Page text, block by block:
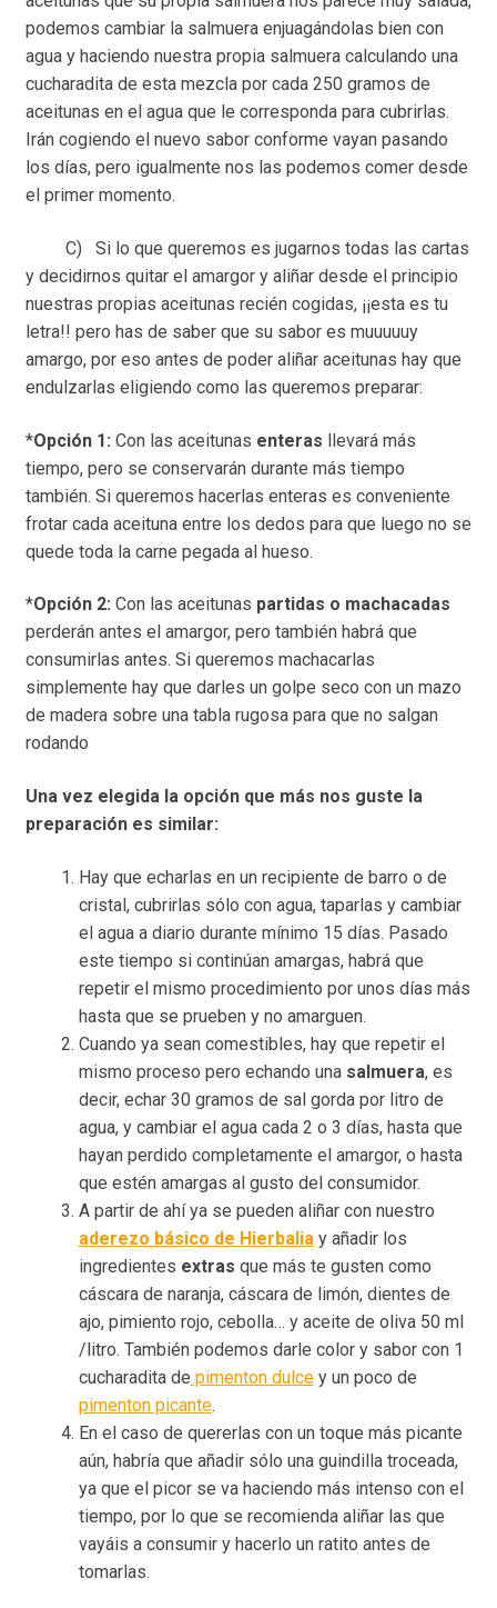
podemos cambiar la salmuera enjuagándolas bien con
agua y haciendo nuestra propia salmuera calculando una
cucharadita de esta mezcla por cada 250 gramos de
aceitunas en el agua que le corresponda para cubrirlas.
Irán cogiendo el nuevo sabor conforme vayan pasando
los días, pero igualmente nos las podemos comer desde
el primer momento.
C) Si lo que queremos es jugarnos todas las cartas
y decidirnos quitar el amargor y aliñar desde el principio
nuestras propias aceitunas recién cogidas, ¡¡esta es tu
letra!! pero has de saber que su sabor es muuuuuy
amargo, por eso antes de poder aliñar aceitunas hay que
endulzarlas eligiendo como las queremos preparar:
*Opción 1: Con las aceitunas enteras llevará más
tiempo, pero se conservarán durante más tiempo
también. Si queremos hacerlas enteras es conveniente
frotar cada aceituna entre los dedos para que luego no se
quede toda la carne pegada al hueso.
*Opción 2: Con las aceitunas partidas o machacadas
perderán antes el amargor, pero también habrá que
consumirlas antes. Si queremos machacarlas
simplemente hay que darles un golpe seco con un mazo
de madera sobre una tabla rugosa para que no salgan
rodando
Una vez elegida la opción que más nos guste la
preparación es similar:
Hay que echarlas en un recipiente de barro o de
cristal, cubrirlas sólo con agua, taparlas y cambiar
el agua a diario durante mínimo 15 días. Pasado
este tiempo si continúan amargas, habrá que
repetir el mismo procedimiento por unos días más
hasta que se prueben y no amarguen.
Cuando ya sean comestibles, hay que repetir el
mismo proceso pero echando una salmuera, es
decir, echar 30 gramos de sal gorda por litro de
agua, y cambiar el agua cada 2 o 3 días, hasta que
hayan perdido completamente el amargor, o hasta
que estén amargas al gusto del consumidor.
A partir de ahí ya se pueden aliñar con nuestro
aderezo básico de Hierbalia y añadir los
ingredientes extras que más te gusten como
cáscara de naranja, cáscara de limón, dientes de
ajo, pimiento rojo, cebolla… y aceite de oliva 50 ml
/litro. También podemos darle color y sabor con 1
cucharadita de pimenton dulcey un poco de
pimenton picante.
En el caso de quererlas con un toque más picante
aún, habría que añadir sólo una guindilla troceada,
ya que el picor se va haciendo más intenso con el
tiempo, por lo que se recomienda aliñar las que
vayáis a consumir y hacerlo un ratito antes de
tomarlas.